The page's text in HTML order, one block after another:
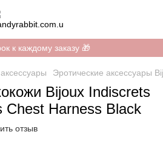
к каждому заказу 🎁
Эротические аксессуары
Bijoux Indiscrets
Harness Black
отзыв